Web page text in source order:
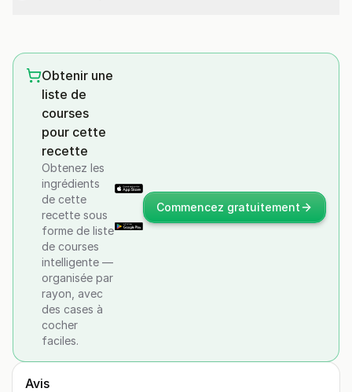
Obtenir une
liste de
courses
pour cette
recette
Obtenez les
ingrédients
de cette
recette sous
forme de liste
de courses
intelligente —
organisée par
rayon, avec
des cases à
cocher
faciles.
Commencez gratuitement
Avis